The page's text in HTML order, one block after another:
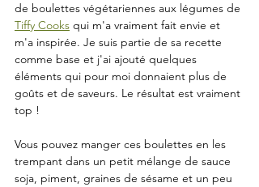
de boulettes végétariennes aux légumes de
Tiffy Cooks qui m'a vraiment fait envie et
m'a inspirée. Je suis partie de sa recette
comme base et j'ai ajouté quelques
éléments qui pour moi donnaient plus de
goûts et de saveurs. Le résultat est vraiment
top !
Vous pouvez manger ces boulettes en les
trempant dans un petit mélange de sauce
soja, piment, graines de sésame et un peu